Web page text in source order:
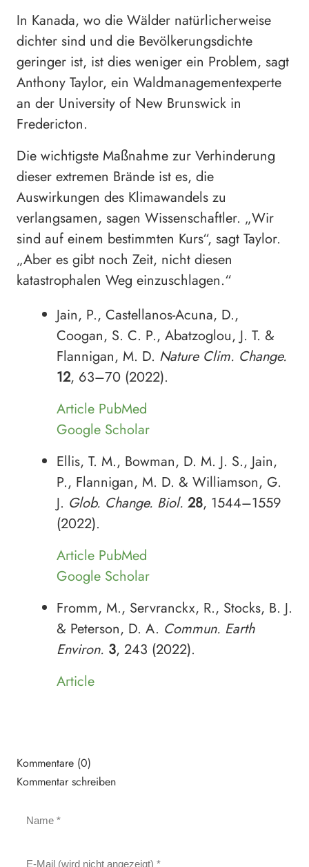
In Kanada, wo die Wälder natürlicherweise
dichter sind und die Bevölkerungsdichte
geringer ist, ist dies weniger ein Problem, sagt
Anthony Taylor, ein Waldmanagementexperte
an der University of New Brunswick in
Fredericton.
Die wichtigste Maßnahme zur Verhinderung
dieser extremen Brände ist es, die
Auswirkungen des Klimawandels zu
verlangsamen, sagen Wissenschaftler. „Wir
sind auf einem bestimmten Kurs“, sagt Taylor.
„Aber es gibt noch Zeit, nicht diesen
katastrophalen Weg einzuschlagen.“
Jain, P., Castellanos-Acuna, D.,
Coogan, S. C. P., Abatzoglou, J. T. &
Flannigan, M. D. Nature Clim. Change.
12, 63–70 (2022).
Article PubMed
Google Scholar
Ellis, T. M., Bowman, D. M. J. S., Jain,
P., Flannigan, M. D. & Williamson, G.
J. Glob. Change. Biol. 28, 1544–1559
(2022).
Article PubMed
Google Scholar
Fromm, M., Servranckx, R., Stocks, B. J.
& Peterson, D. A. Commun. Earth
Environ. 3, 243 (2022).
Article
Kommentare (0)
Kommentar schreiben